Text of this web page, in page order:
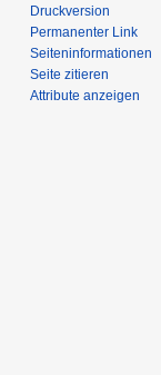
Druckversion
Permanenter Link
Seiten­­informationen
Seite zitieren
Attribute anzeigen